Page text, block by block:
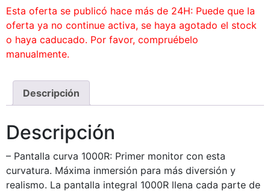
Esta oferta se publicó hace más de 24H: Puede que la
oferta ya no continue activa, se haya agotado el stock
o haya caducado. Por favor, compruébelo
manualmente.
Descripción
Descripción
– Pantalla curva 1000R: Primer monitor con esta
curvatura. Máxima inmersión para más diversión y
realismo. La pantalla integral 1000R llena cada parte de